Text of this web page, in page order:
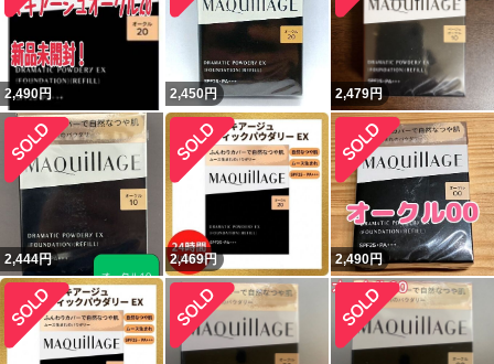
2,490円 2,450円 2,479円
2,444円 2,469円 2,490円